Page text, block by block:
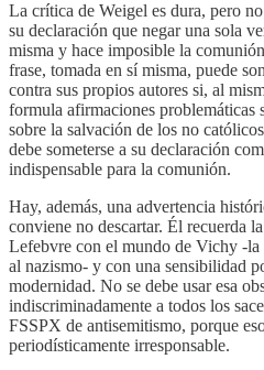
La crítica de Weigel es dura, pero
su declaración que negar una sola
misma y hace imposible la
frase, tomada en sí misma, puede
contra sus propios autores si, al
formula afirmaciones
sobre la salvación de los no
debe someterse a su declaración
indispensable para la comunión.
Hay, además, una advertencia
conviene no descartar. Él recuerda
Lefebvre con el mundo de Vichy -la
al nazismo- y con una sensibilidad
modernidad. No se debe usar esa
indiscriminadamente a todos los
FSSPX de antisemitismo, porque
periodísticamente irresponsable.